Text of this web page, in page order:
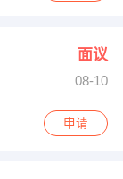
面议
08-10
申请